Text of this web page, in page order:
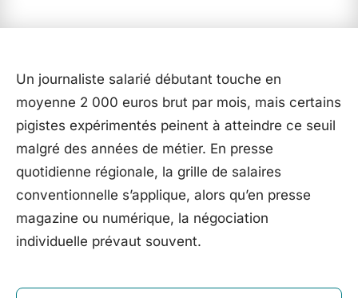
Un journaliste salarié débutant touche en
moyenne 2 000 euros brut par mois, mais certains
pigistes expérimentés peinent à atteindre ce seuil
malgré des années de métier. En presse
quotidienne régionale, la grille de salaires
conventionnelle s’applique, alors qu’en presse
magazine ou numérique, la négociation
individuelle prévaut souvent.